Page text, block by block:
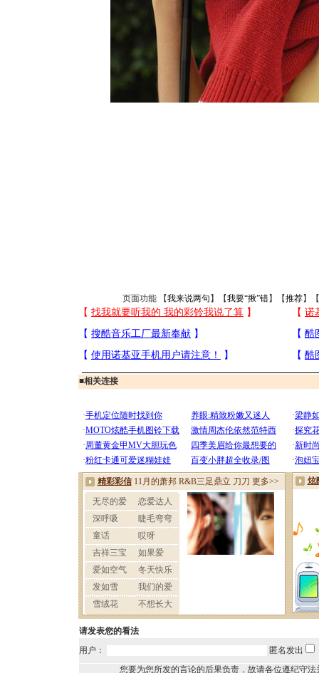
页面功能 【我来说两句 】【我要“揪”错】【推荐】
■相关连接
请发表您的看法
用户：
匿名发出
您要为您所发的言论的后果负责，故请各位遵纪守